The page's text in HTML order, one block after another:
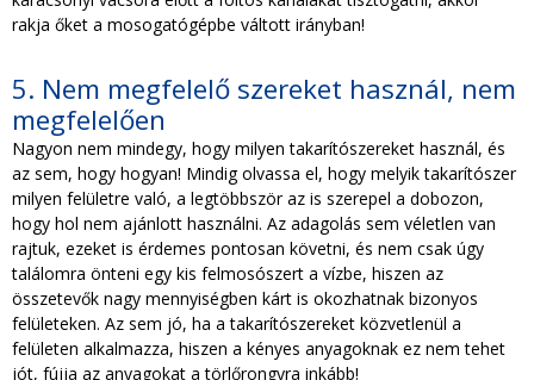
rakja őket a mosogatógépbe váltott irányban!
5. Nem megfelelő szereket használ, nem
megfelelően
Nagyon nem mindegy, hogy milyen takarítószereket használ, és
az sem, hogy hogyan! Mindig olvassa el, hogy melyik takarítószer
milyen felületre való, a legtöbbször az is szerepel a dobozon,
hogy hol nem ajánlott használni. Az adagolás sem véletlen van
rajtuk, ezeket is érdemes pontosan követni, és nem csak úgy
találomra önteni egy kis felmosószert a vízbe, hiszen az
összetevők nagy mennyiségben kárt is okozhatnak bizonyos
felületeken. Az sem jó, ha a takarítószereket közvetlenül a
felületen alkalmazza, hiszen a kényes anyagoknak ez nem tehet
jót, fújja az anyagokat a törlőrongyra inkább!